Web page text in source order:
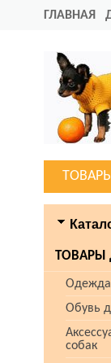
ГЛАВНАЯ
ТОВАРЫ
Одежда
Обувь
собак